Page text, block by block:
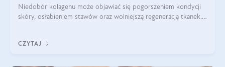
Niedobór kolagenu może objawiać się pogorszeniem kondycji
skóry, osłabieniem stawów oraz wolniejszą regeneracją tkanek.
osłabienie włosów.
CZYTAJ